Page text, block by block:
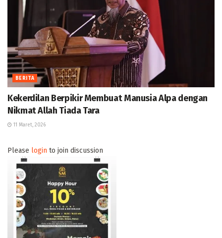
BERITA
Kekerdilan Berpikir Membuat Manusia Alpa dengan
Nikmat Allah Tiada Tara
11 Maret, 2026
Please login to join discussion